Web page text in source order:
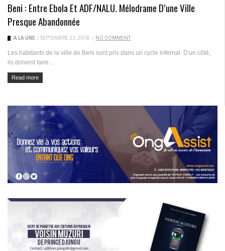
Beni : Entre Ebola Et ADF/NALU. Mélodrame D’une Ville
Presque Abandonnée
A LA UNE / SEPTEMBRE 23, 2018 / NO COMMENT
Les habitants de la ville de Beni sont pris dans un cycle infernal. D'un côté,
ils doivent faire...
Read more